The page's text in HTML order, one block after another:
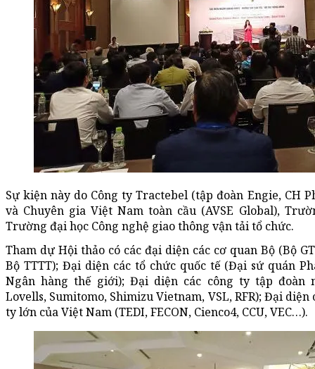
Sự kiện này do Công ty Tractebel (tập đoàn Engie, CH
và Chuyên gia Việt Nam toàn cầu (AVSE Global),
Trường đại học Công nghệ giao thông vận tải tổ chức.
Tham dự Hội thảo có các đại diện các cơ quan Bộ (Bộ
Bộ TTTT); Đại diện các tổ chức quốc tế (Đại sứ quán
Ngân hàng thế giới); Đại diện các công ty tập đoàn
Lovells, Sumitomo, Shimizu Vietnam, VSL, RFR); Đại
ty lớn của Việt Nam (TEDI, FECON, Cienco4, CCU, VEC…).